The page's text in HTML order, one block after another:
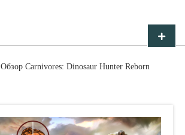
Menu
Обзор Carnivores: Dinosaur Hunter Reborn